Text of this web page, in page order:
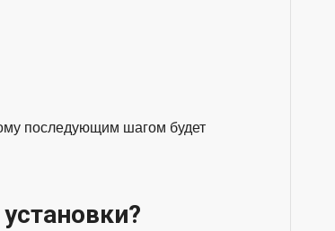
последующим шагом будет